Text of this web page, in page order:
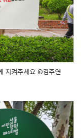
지켜주세요 ©김주연